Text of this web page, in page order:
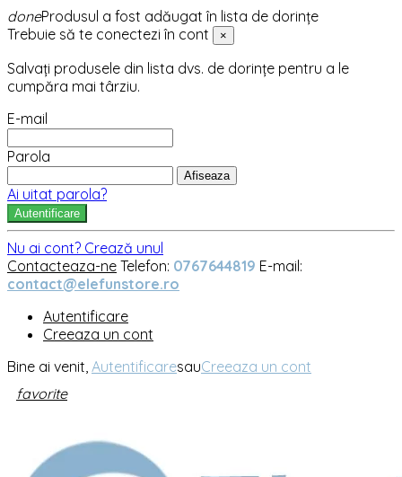
doneProdusul a fost adăugat în lista de dorințe
Trebuie să te conectezi în cont
×
Salvați produsele din lista dvs. de dorințe pentru a le
cumpăra mai târziu.
E-mail
Parola
Afiseaza
Ai uitat parola?
Autentificare
Nu ai cont? Crează unul
Contacteaza-ne Telefon: 0767644819 E-mail:
contact@elefunstore.ro
Autentificare
Creeaza un cont
Bine ai venit, AutentificaresauCreeaza un cont
favorite